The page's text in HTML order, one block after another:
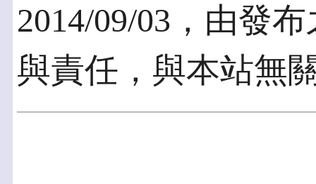
2014/09/03，由發
與責任，與本站無